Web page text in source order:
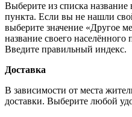
Выберите из списка
пункта. Если вы не нашли
выберите значение «Другое
название своего населённого
Введите правильный индекс.
Доставка
В зависимости от места
доставки. Выберите любой